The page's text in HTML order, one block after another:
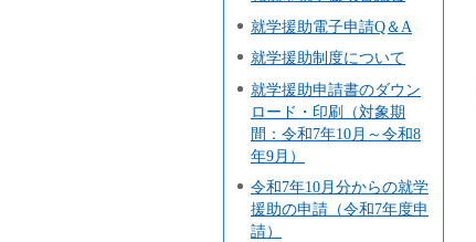
就学援助電子申請Q＆A
就学援助制度について
就学援助申請書のダウン
ロード・印刷（対象期
間：令和7年10月～令和8
年9月）
令和7年10月分からの就学
援助の申請（令和7年度申
請）